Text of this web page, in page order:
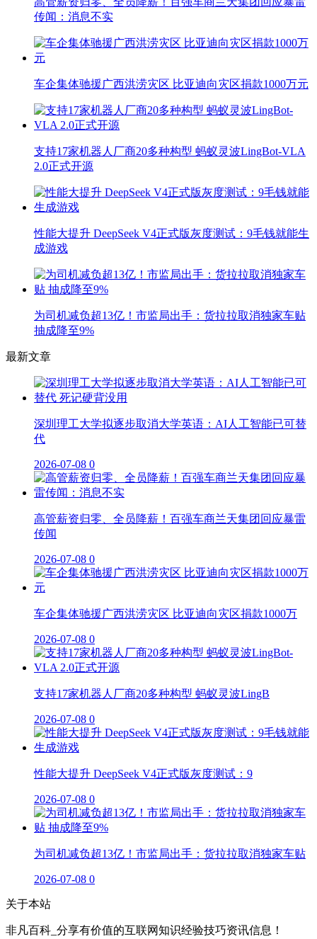
传闻：消息不实
车企集体驰援广西洪涝灾区 比亚迪向灾区捐款1000万元
支持17家机器人厂商20多种构型 蚂蚁灵波LingBot-VLA
2.0正式开源
性能大提升 DeepSeek V4正式版灰度测试：9毛钱就能生
成游戏
为司机减负超13亿！市监局出手：货拉拉取消独家车贴
抽成降至9%
最新文章
深圳理工大学拟逐步取消大学英语：AI人工智能已可替
代
2026-07-08 0
高管薪资归零、全员降薪！百强车商兰天集团回应暴雷
传闻
2026-07-08 0
车企集体驰援广西洪涝灾区 比亚迪向灾区捐款1000万
2026-07-08 0
支持17家机器人厂商20多种构型 蚂蚁灵波LingB
2026-07-08 0
性能大提升 DeepSeek V4正式版灰度测试：9
2026-07-08 0
为司机减负超13亿！市监局出手：货拉拉取消独家车贴
2026-07-08 0
关于本站
非凡百科_分享有价值的互联网知识经验技巧资讯信息！